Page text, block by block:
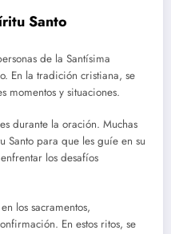
Santo
de la Santísima
En la tradición cristiana, se
momentos y situaciones.
durante la oración. Muchas
Santo para que les guíe en su
los desafíos
los sacramentos,
En estos ritos, se